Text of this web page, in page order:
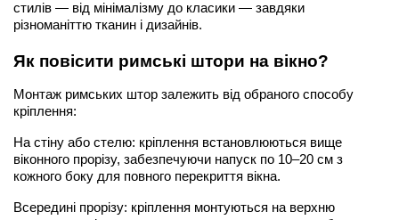
стилів — від мінімалізму до класики — завдяки
різноманіттю тканин і дизайнів.
Як повісити римські штори на вікно?
Монтаж римських штор залежить від обраного способу
кріплення:
На стіну або стелю: кріплення встановлюються вище
віконного прорізу, забезпечуючи напуск по 10–20 см з
кожного боку для повного перекриття вікна.
Всередині прорізу: кріплення монтуються на верхню